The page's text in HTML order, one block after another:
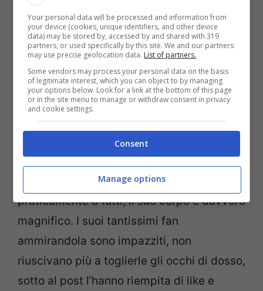
Con un abito striminzito e aderenteBelen
ha fatto perdere la testa
praticamente a tutti, il suo corpo è davvero
magnifico. I suoi tantissimi fan
ammirandola sono impazziti, non
riuscivano più a toglierle gli occhi di dosso,
sotto al post l’hanno riempita di like e
Your personal data will be processed and information from
your device (cookies, unique identifiers, and other device
data) may be stored by, accessed by and shared with 319
partners, or used specifically by this site. We and our partners
may use precise geolocation data. List of partners.
Some vendors may process your personal data on the basis
of legitimate interest, which you can object to by managing
your options below. Look for a link at the bottom of this page
or in the site menu to manage or withdraw consent in privacy
and cookie settings.
Consent
Manage options